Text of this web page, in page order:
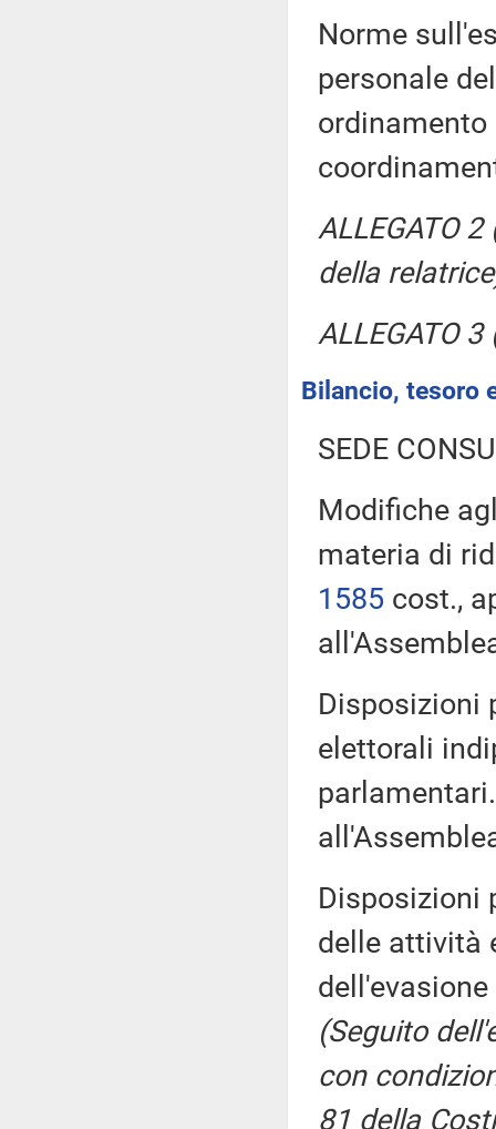
Norme
personale
ordinamento
ALLEGATO
della
ALLEGATO
Bilancio, tesoro
SEDE
Modifiche
materia di
1585 cost.,
Disposizioni
elettorali
Disposizioni
delle attività
(Seguito
con
81 della